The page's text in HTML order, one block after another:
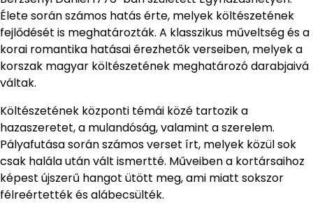
Élete során számos hatás érte, melyek költészetének
fejlődését is meghatározták. A klasszikus műveltség és a
korai romantika hatásai érezhetők verseiben, melyek a
korszak magyar költészetének meghatározó darabjaivá
váltak.
Költészetének központi témái közé tartozik a
hazaszeretet, a mulandóság, valamint a szerelem.
Pályafutása során számos verset írt, melyek közül sok
csak halála után vált ismertté. Műveiben a kortársaihoz
képest újszerű hangot ütött meg, ami miatt sokszor
félreértették és alábecsülték.